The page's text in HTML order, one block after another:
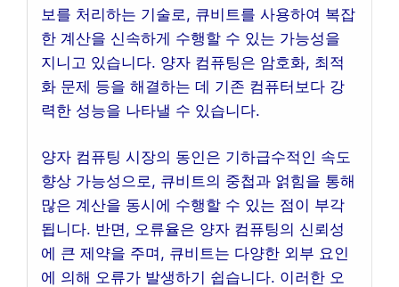
보를 처리하는 기술로, 큐비트를 사용하여 복잡
한 계산을 신속하게 수행할 수 있는 가능성을
지니고 있습니다. 양자 컴퓨팅은 암호화, 최적
화 문제 등을 해결하는 데 기존 컴퓨터보다 강
력한 성능을 나타낼 수 있습니다.
양자 컴퓨팅 시장의 동인은 기하급수적인 속도
향상 가능성으로, 큐비트의 중첩과 얽힘을 통해
많은 계산을 동시에 수행할 수 있는 점이 부각
됩니다. 반면, 오류율은 양자 컴퓨팅의 신뢰성
에 큰 제약을 주며, 큐비트는 다양한 외부 요인
에 의해 오류가 발생하기 쉽습니다. 이러한 오